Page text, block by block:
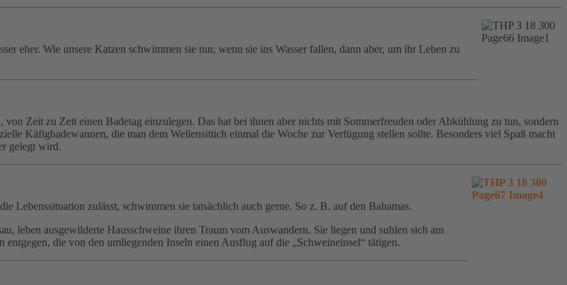
eher. Wie unsere Katzen schwimmen sie nur, wenn sie ins Wasser fallen, dann aber, um ihr Leben zu
Zeit zu Zeit einen Badetag einzulegen. Das hat bei ihnen aber nichts mit Sommerfreuden oder Abkühlung zu tun, sondern
Käfigbadewannen, die man dem Wellensittich einmal die Woche zur Verfügung stellen sollte. Besonders viel Spaß macht
gelegt wird.
Lebenssituation zulässt, schwimmen sie tatsächlich auch gerne. So z. B. auf den Bahamas.
leben ausgewilderte Hausschweine ihren Traum vom Auswandern. Sie liegen und suhlen sich am
entgegen, die von den umliegenden Inseln einen Ausflug auf die „Schweineinsel“ tätigen.